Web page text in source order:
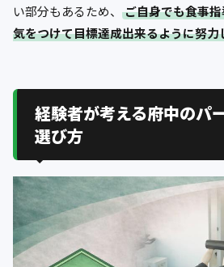
い部分もあるため、
ご自身でも食事
気をつけて目標達成出来るように努力
経験者が考える府中のパ
選び方